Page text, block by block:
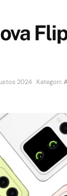
2024 Kategori: